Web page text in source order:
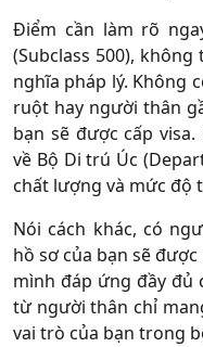
Điểm cần làm rõ
(Subclass 500),
nghĩa pháp lý. Không
ruột hay người thân
bạn sẽ được cấp
về Bộ Di trú Úc
chất lượng và mức độ
Nói cách khác, có
hồ sơ của bạn sẽ
mình đáp ứng đầy đủ
từ người thân chỉ
vai trò của bạn trong